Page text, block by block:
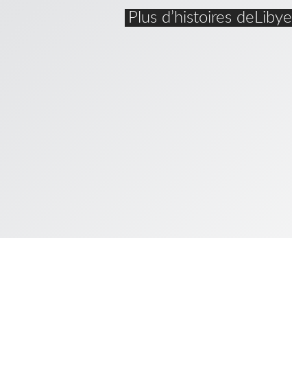
Plus d’histoires deLibye